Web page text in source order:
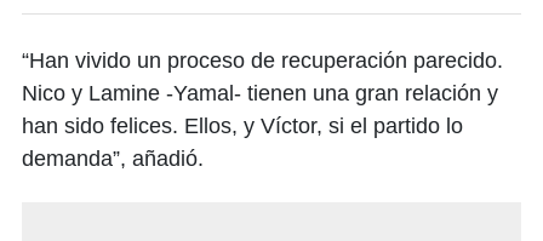
“Han vivido un proceso de recuperación parecido.
Nico y Lamine -Yamal- tienen una gran relación y
han sido felices. Ellos, y Víctor, si el partido lo
demanda”, añadió.